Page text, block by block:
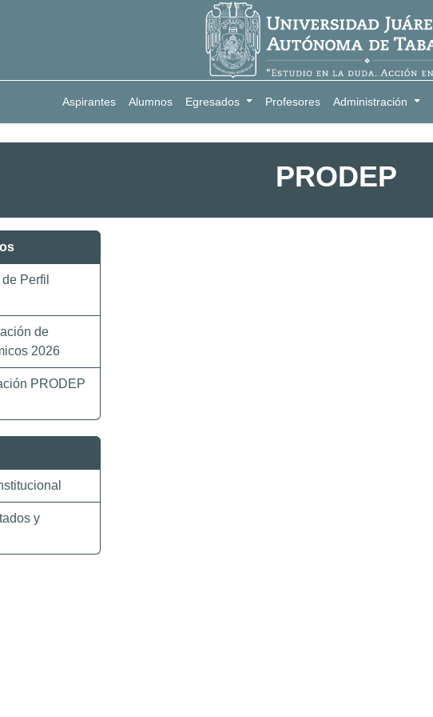
Aspirantes Alumnos Egresados Profesores Administración
PRODEP
Perfil
de
2026
PRODEP
y